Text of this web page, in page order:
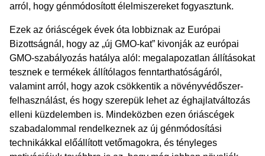
arról, hogy génmódosított élelmiszereket fogyasztunk.
Ezek az óriáscégek évek óta lobbiznak az Európai
Bizottságnál, hogy az „új GMO-kat” kivonják az európai
GMO-szabályozás hatálya alól: megalapozatlan állításokat
tesznek e termékek állítólagos fenntarthatóságáról,
valamint arról, hogy azok csökkentik a növényvédőszer-
felhasználást, és hogy szerepük lehet az éghajlatváltozás
elleni küzdelemben is. Mindeközben ezen óriáscégek
szabadalommal rendelkeznek az új génmódosítási
technikákkal előállított vetőmagokra, és tényleges